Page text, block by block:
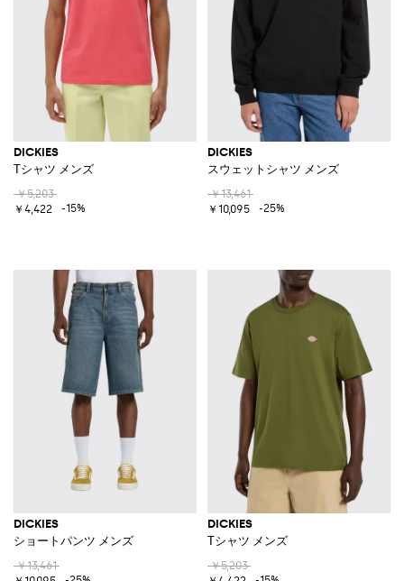
DICKIES
Tシャツ メンズ
￥5,203
￥4,422
-15%
DICKIES
スウェットシャツ メンズ
￥13,461
￥10,095
-25%
DICKIES
ショートパンツ メンズ
￥13,461
DICKIES
Tシャツ メンズ
￥5,203